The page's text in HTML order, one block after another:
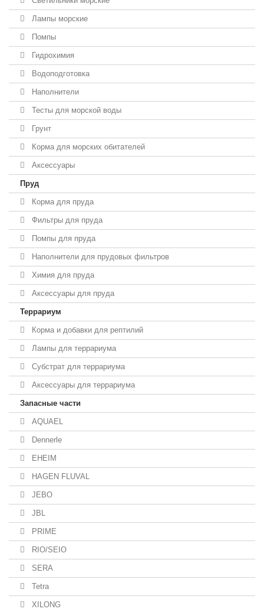
Лампы морские
Помпы
Гидрохимия
Водоподготовка
Наполнители
Тесты для морской воды
Грунт
Корма для морских обитателей
Аксессуары
Пруд
Корма для пруда
Фильтры для пруда
Помпы для пруда
Наполнители для прудовых фильтров
Химия для пруда
Аксессуары для пруда
Террариум
Корма и добавки для рептилий
Лампы для террариума
Субстрат для террариума
Аксессуары для террариума
Запасные части
AQUAEL
Dennerle
EHEIM
HAGEN FLUVAL
JEBO
JBL
PRIME
RIO/SEIO
SERA
Tetra
XILONG